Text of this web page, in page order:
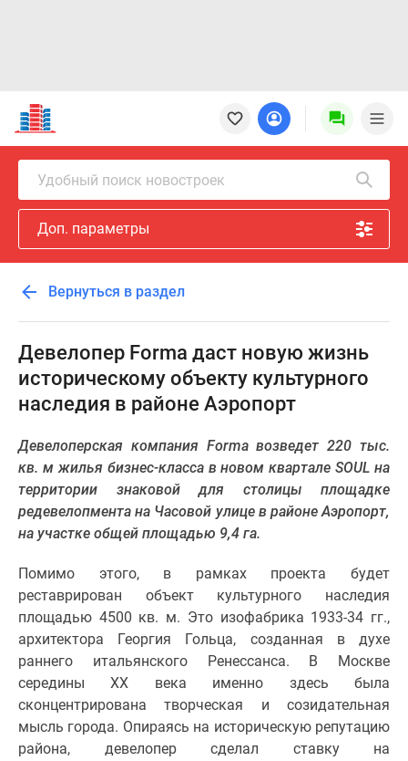
Новостройки
Квартиры
Ипотека
Новостройки
Москвы
Новостройки
Подмосковья
Новостройки
Москвы
Готовые
новостройки
Новостройки
карте
предложения
Коммерческие
помещения
Продавцы
Панорамы
новостроек
Видеообзор
новостроек
Экспертиза
новостроек
Экология
Москвы
Удобный поиск новостроек
Доп. параметры
Вернуться в раздел
Девелопер Forma даст новую жизнь
историческому объекту культурного
наследия в районе Аэропорт
Девелоперская компания Forma возведет 220 тыс.
кв. м жилья бизнес-класса в новом квартале SOUL на
территории знаковой для столицы площадке
редевелопмента на Часовой улице в районе Аэропорт,
на участке общей площадью 9,4 га.
Помимо этого, в рамках проекта будет
реставрирован объект культурного наследия
площадью 4500 кв. м. Это изофабрика 1933-34 гг.,
архитектора Георгия Гольца, созданная в духе
раннего итальянского Ренессанса. В Москве
середины XX века именно здесь была
сконцентрирована творческая и созидательная
мысль города. Опираясь на историческую репутацию
района, девелопер сделал ставку на